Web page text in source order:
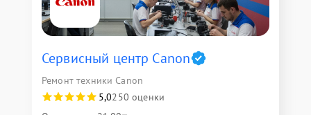
Сервисный центр Canon
Ремонт техники Canon
5,0250 оценки